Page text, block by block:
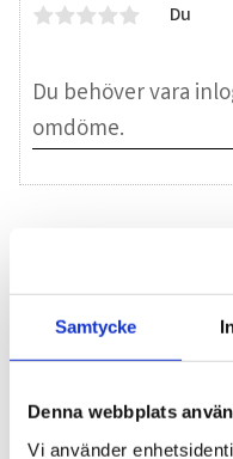
Samtycke
Denna webbplats
Vi använder
Du
Blogg
7 juni 2026
Bläckfisk – en